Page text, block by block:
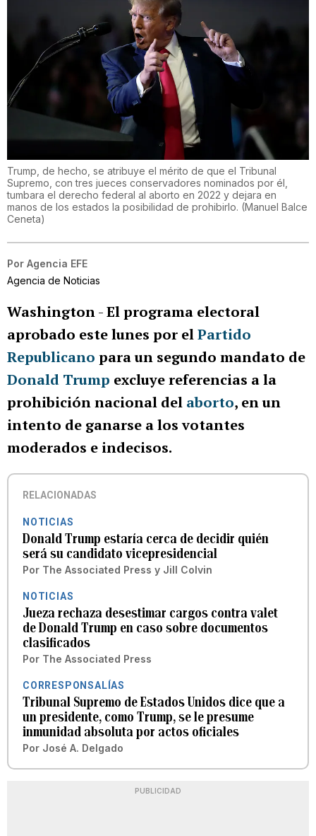
Trump, de hecho, se atribuye el mérito de que el Tribunal
Supremo, con tres jueces conservadores nominados por él,
tumbara el derecho federal al aborto en 2022 y dejara en
manos de los estados la posibilidad de prohibirlo. (Manuel Balce
Ceneta)
Por Agencia EFE
Agencia de Noticias
Washington-El programa electoral
aprobado este lunes por elPartido
Republicano para un segundo mandato de
Donald Trump excluye referencias a la
prohibición nacional del aborto, en un
intento de ganarse a los votantes
moderados e indecisos.
RELACIONADAS
NOTICIAS
Donald Trump estaría cerca de decidir quién
será su candidato vicepresidencial
Por The Associated Press y Jill Colvin
NOTICIAS
Jueza rechaza desestimar cargos contra valet
de Donald Trump en caso sobre documentos
clasificados
Por The Associated Press
CORRESPONSALÍAS
Tribunal Supremo de Estados Unidos dice que a
un presidente, como Trump, se le presume
inmunidad absoluta por actos oficiales
Por José A. Delgado
PUBLICIDAD